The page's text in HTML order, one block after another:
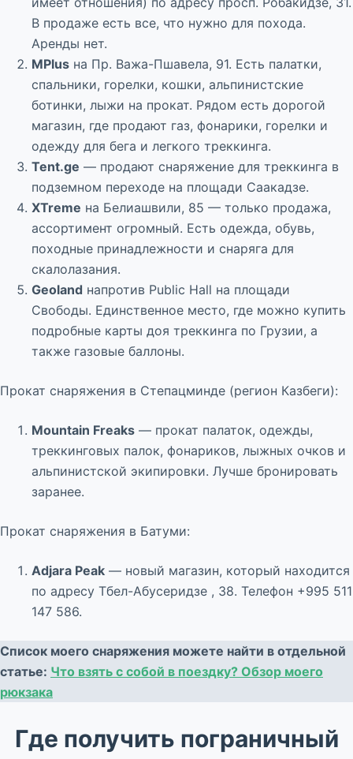
В продаже есть все, что нужно для похода.
Аренды нет.
MPlus на Пр. Важа-Пшавела, 91. Есть палатки,
спальники, горелки, кошки, альпинистские
ботинки, лыжи на прокат. Рядом есть дорогой
магазин, где продают газ, фонарики, горелки и
одежду для бега и легкого треккинга.
Tent.ge — продают снаряжение для треккинга в
подземном переходе на площади Саакадзе.
XTreme на Белиашвили, 85 — только продажа,
ассортимент огромный. Есть одежда, обувь,
походные принадлежности и снаряга для
скалолазания.
Geoland напротив Public Hall на площади
Свободы. Единственное место, где можно купить
подробные карты доя треккинга по Грузии, а
также газовые баллоны.
Прокат снаряжения в Степацминде (регион Казбеги):
Mountain Freaks — прокат палаток, одежды,
треккинговых палок, фонариков, лыжных очков и
альпинистской экипировки. Лучше бронировать
заранее.
Прокат снаряжения в Батуми:
Adjara Peak — новый магазин, который находится
по адресу Тбел-Абусеридзе , 38. Телефон +995 511
147 586.
Список моего снаряжения можете найти в отдельной
статье: Что взять с собой в поездку? Обзор моего
рюкзака
Где получить пограничный